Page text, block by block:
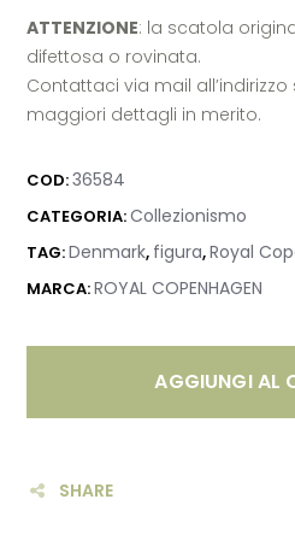
ATTENZIONE: la scatola
difettosa o rovinata.
Contattaci via mail
maggiori dettagli in merito.
COD:36584
CATEGORIA:Collezionismo
TAG:Denmark, figura,Royal
MARCA:ROYAL COPENHAGEN
AGGIUNGI AL
SHARE